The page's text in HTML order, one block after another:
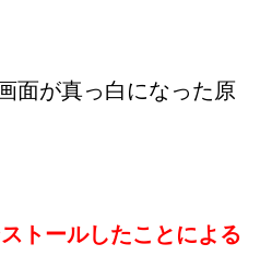
面が真っ白になった原
トールしたことによる